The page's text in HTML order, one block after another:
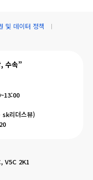
수속”
sk리더스뷰)
V5C 2K1
및 데이터 정책